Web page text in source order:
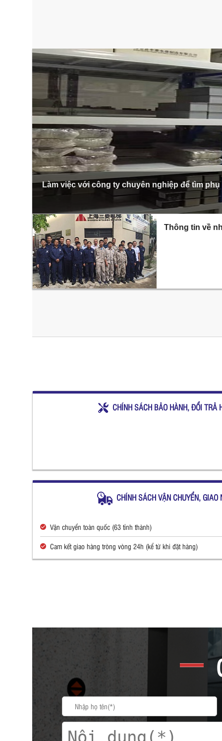
Làm việc với công ty chuyên nghiệp để tìm
Thông tin về
CHÍNH SÁCH BẢO HÀNH, ĐỔI TRẢ
CHÍNH SÁCH VẬN CHUYỂN, GIAO
Vận chuyển toàn quốc (63 tỉnh thành)
Cam kết giao hàng tròng vòng 24h (kể từ khi đặt hàng)